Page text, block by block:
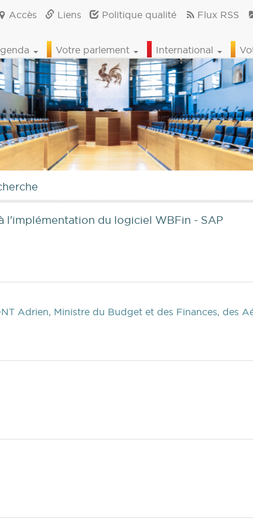
Accès Liens Politique qualité Flux RSS
Votre parlement International
l'implémentation du logiciel WBFin - SAP
Adrien, Ministre du Budget et des Finances, des